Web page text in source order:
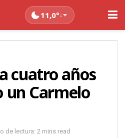
11,0°↓
cuatro años
Carmelo
de lectura: 2 mins read